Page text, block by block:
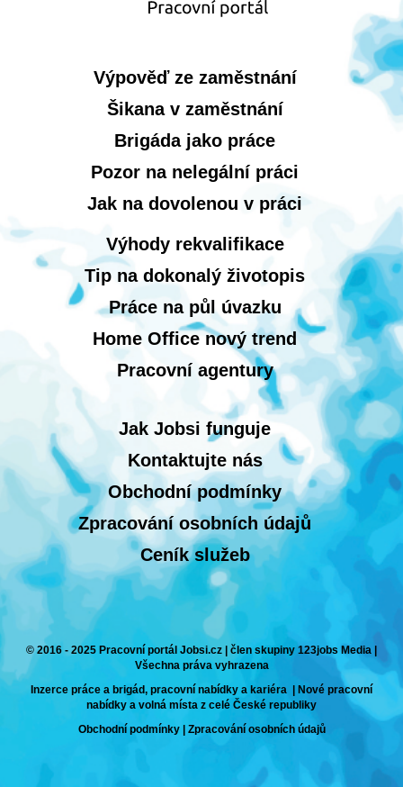
Výpověď ze zaměstnání
Šikana v zaměstnání
Brigáda jako práce
Pozor na nelegální práci
Jak na dovolenou v práci
Výhody rekvalifikace
Tip na dokonalý životopis
Práce na půl úvazku
Home Office nový trend
Pracovní agentury
Jak Jobsi funguje
Kontaktujte nás
Obchodní podmínky
Zpracování osobních údajů
Ceník služeb
© 2016 - 2025 Pracovní portál Jobsi.cz | člen skupiny 123jobs Media |
Všechna práva vyhrazena
Inzerce práce a brigád, pracovní nabídky a kariéra | Nové pracovní
nabídky a volná místa z celé České republiky
Obchodní podmínky| Zpracování osobních údajů